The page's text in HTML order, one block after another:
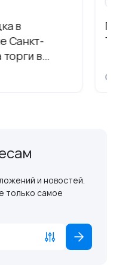
в
Санкт-
в
и новостей.
только самое